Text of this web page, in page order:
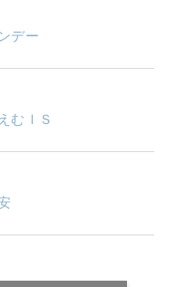
デー
むＩＳ